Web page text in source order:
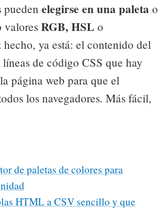
elegirse en una paleta o
valoresRGB, HSL o
hecho, ya está: el contenido del
de código CSS que hay
página web para que el
los navegadores. Más fácil,
de paletas de colores para
HTML a CSV sencillo y que